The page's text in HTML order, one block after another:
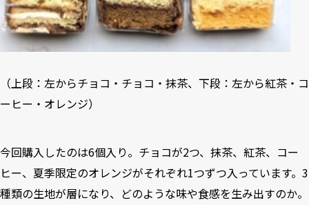
（上段：左からチョコ・チョコ・抹茶、下段：左から紅茶・コ
ーヒー・オレンジ）
今回購入したのは6個入り。チョコが2つ、抹茶、紅茶、コー
ヒー、夏季限定のオレンジがそれぞれ1つずつ入っています。3
種類の生地が層になり、どのような味や食感を生み出すのか。